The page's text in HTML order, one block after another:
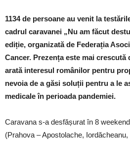
1134 de persoane au venit la
cadrul caravanei „Nu am făcut
ediție, organizată de Federația
Cancer. Prezența este mai crescută
arată interesul românilor pentru
nevoia de a găsi soluții pentru a le
medicale în perioada pandemiei.
Caravana s-a desfășurat în 8
(Prahova – Apostolache,